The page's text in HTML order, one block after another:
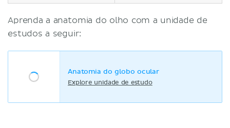
Aprenda a anatomia do olho com a unidade de
estudos a seguir:
Anatomia do globo ocular
Explore unidade de estudo